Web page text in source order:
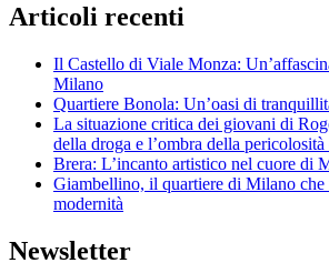
Articoli recenti
Il Castello di Viale Monza:
Milano
Quartiere Bonola: Un’oasi di
La situazione critica dei giovani di
della droga e l’ombra della
Brera: L’incanto artistico nel cuore di
Giambellino, il quartiere di Milano che
modernità
Newsletter